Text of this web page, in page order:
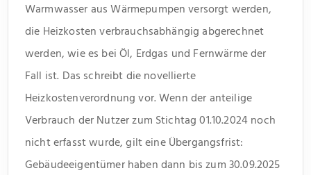
Warmwasser aus Wärmepumpen versorgt werden,
die Heizkosten verbrauchsabhängig abgerechnet
werden, wie es bei Öl, Erdgas und Fernwärme der
Fall ist. Das schreibt die novellierte
Heizkostenverordnung vor. Wenn der anteilige
Verbrauch der Nutzer zum Stichtag 01.10.2024 noch
nicht erfasst wurde, gilt eine Übergangsfrist:
Gebäudeeigentümer haben dann bis zum 30.09.2025